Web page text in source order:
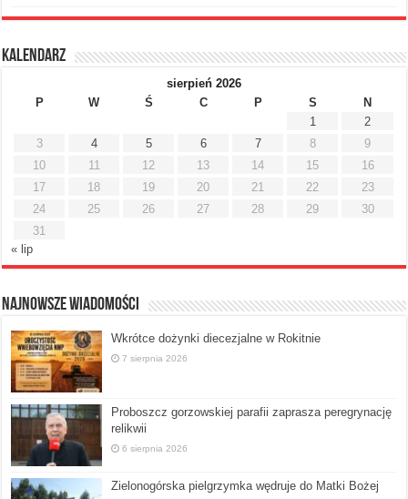
Kalendarz
sierpień 2026
P
W Ś C P S
N
1
2
3
4 5 6 7 8
9
10
11 12 13 14 15
16
17
18 19 20 21 22
23
24
25 26 27 28 29
30
31
« lip
Najnowsze Wiadomości
Wkrótce dożynki diecezjalne w Rokitnie
7 sierpnia 2026
Proboszcz gorzowskiej parafii zaprasza peregrynację
relikwii
6 sierpnia 2026
Zielonogórska pielgrzymka wędruje do Matki Bożej